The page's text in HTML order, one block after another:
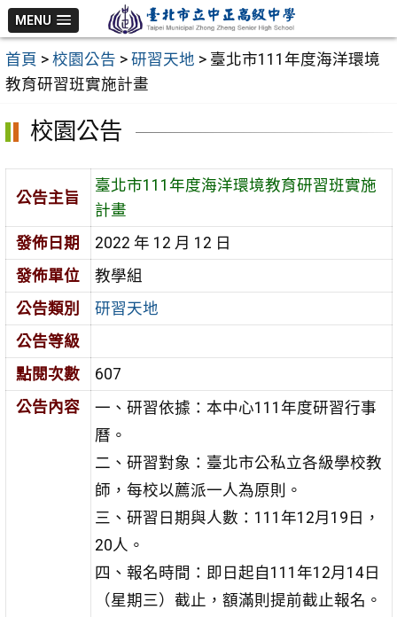
跳
至
主
要
MENU
首頁 > 校園公告 > 研習天地 > 臺北市111年度海洋環境
教育研習班實施計畫
校園公告
公告主旨
臺北市111年度海洋環境教育研習班實施
計畫
發佈日期
2022 年 12 月 12 日
發佈單位
教學組
公告類別
研習天地
公告等級
點閱次數
607
公告內容
一、研習依據：本中心111年度研習行事
曆。
二、研習對象：臺北市公私立各級學校教
師，每校以薦派一人為原則。
三、研習日期與人數：111年12月19日，
20人。
四、報名時間：即日起自111年12月14日
（星期三）截止，額滿則提前截止報名。